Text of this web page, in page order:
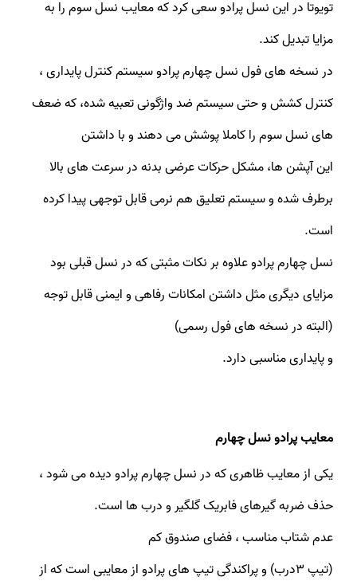
تویوتا در این نسل پرادو سعی کرد که معایب نسل سوم را به
مزایا تبدیل کند.
در نسخه های فول نسل چهارم پرادو سیستم کنترل پایداری ،
کنترل کشش و حتی سیستم ضد واژگونی تعبیه شده، که ضعف
های نسل سوم را کاملا پوشش می دهند و با داشتن
این آپشن ها، مشکل حرکات عرضی بدنه در سرعت های بالا
برطرف شده و سیستم تعلیق هم نرمی قابل توجهی پیدا کرده
است.
نسل چهارم پرادو علاوه بر نکات مثبتی که در نسل قبلی بود
مزایای دیگری مثل داشتن امکانات رفاهی و ایمنی قابل توجه
(البته در نسخه های فول رسمی)
و پایداری مناسبی دارد.
معایب پرادو نسل چهارم
یکی از معایب ظاهری که در نسل چهارم پرادو دیده می شود ،
حذف ضربه گیرهای فابریک گلگیر و درب ها است.
عدم شتاب مناسب ، فضای صندوق کم
(تیپ ۳درب) و پراکندگی تیپ های پرادو از معایبی است که از